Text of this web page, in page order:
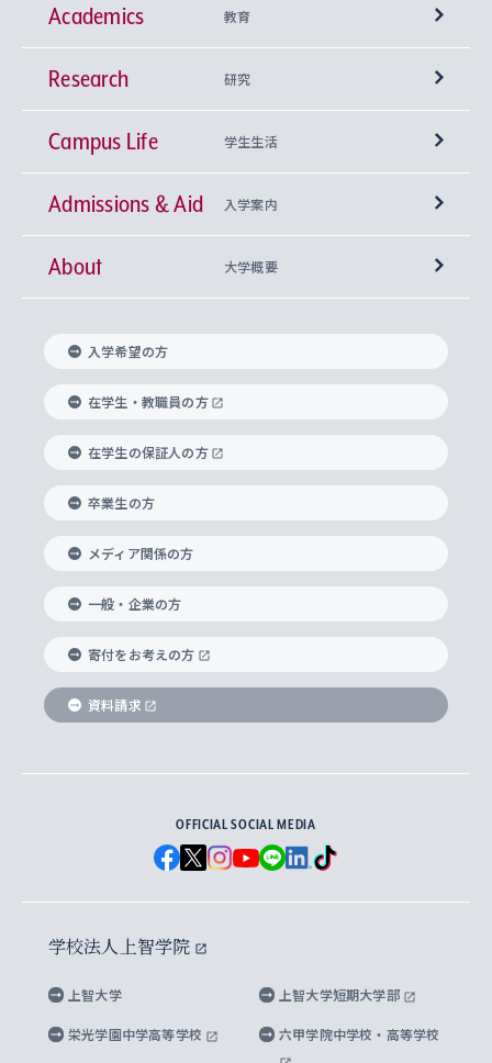
Academics 教育
学部
神学部
文学部
総合人間科学部
経済学部
外国語学部
総合グローバル学部
国際教養学部
理工学部
Futures） – 持続可能な未来を考える６学科連携
興味から学科を探す
上智大学の全学共通教育
基盤教育センター
キリスト教人間学
身体知
思考と表現
データサイエンス
上智大学の語学教育
言語教育研究センター
上智大学のグローバル教育
グローバル教育センター
上智大学で学ぶ
海外で学ぶ
学びのサポート
大学院
神学研究科
実践宗教学研究科
総合人間科学研究科
経済学研究科
グローバル・スタディーズ研究科
助産学専攻科
生涯学習
Research 研究
研究所 等
キリスト教文化研究所
中世思想研究所
国際言語情報研究所
グローバル・コンサーン研究所
比較文化研究所
ヨーロッパ研究所
アジア文化研究所
アメリカ・カナダ研究所
メディア・ジャーナリズム研究所
水稀少社会研究センター
先進機械・構造材料イノベーションセンター
Sophia Open Research Weeks (SORW)
産官学連携
知的財産
研究支援制度
重点領域研究・自由課題研究
研究活動に関する法令・研究費の使用について
Campus Life 学生生活
学期区分と授業時間割
課外活動
課外教育プログラム
ボランティア活動
グローバルな学びのコミュニティ
学生の相談窓口
心身の健康相談
ハラスメント防止の取り組み
障がいのある学生への支援
キャリア形成サポート
キャリア形成支援プログラム
就職（内定先）・進路統計
企業の採用ご担当者様へのご案内
住まいのサポート
Admissions & Aid 入学案内
上智大学で取得できる学位
入れの方針）
科目等履修生
研究生・外国人特別研究生・国費留学生
交換留学生(海外大学から上智大学で学ぶ)
ノンディグリー生
Sophia Short-term Program受講生
学費・奨学金
学部入学前に出願する奨学金
国による高等教育の修学支援新制度
大学院生対象の奨学金
海外留学する際の費用と奨学金
About 大学概要
理事長・学長メッセージ
学長・副学長紹介
上智大学の精神
上智大学の理念
上智大学の沿革
ソフィア・アーカイブズ
上智大学とカトリック
グローバルエンゲージメント
上智大学を訪れた世界の知性
国連Weeks・アフリカWeeks
ダイバーシティ＆サステナビリティへの取り組み
上智大学公式ソーシャルメディア
学校法人上智学院について
数字で見る上智大学
上智大学のネットワーク
父母・保証人とのネットワーク
学外とのネットワーク
上智大学の出版物
上智大学大学案内・大学院案内
英文広報誌 SOPHIA magazine
上智大学のビジュアル・アイデンティティ
上智大学ビジュアル・アイデンティティ
上智大学校歌 ・上智大学学生歌
上智大学への取材・キャンパスでの撮影について
上智大学の公開情報
上智大学の教育研究活動等の情報公表
キャンパス案内
入学希望の方
在学生・教職員の方
在学生の保証人の方
卒業生の方
メディア関係の方
一般・企業の方
寄付をお考えの方
資料請求
OFFICIAL SOCIAL MEDIA
学校法人上智学院
上智大学 上智大学短期大学部
栄光学園中学高等学校 六甲学院中学校・高等学校